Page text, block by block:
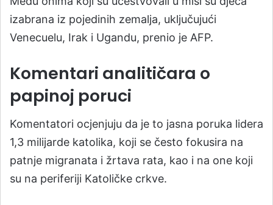
izabrana iz pojedinih zemalja, uključujući
Venecuelu, Irak i Ugandu, prenio je AFP.
Komentari analitičara o
papinoj poruci
Komentatori ocjenjuju da je to jasna poruka lidera
1,3 milijarde katolika, koji se često fokusira na
patnje migranata i žrtava rata, kao i na one koji
su na periferiji Katoličke crkve.